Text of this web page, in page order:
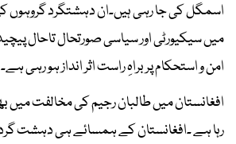
اسمگل کی جا رہی ہیں۔ان دہشتگرد گروہوں
میں سیکیورٹی اور سیاسی صورتحال تاحال
امن و استحکام پر براہِ راست اثر انداز ہو رہی ہے۔
افغانستان میں طالبان رجیم کی مخالفت
رہا ہے ۔افغانستان کے ہمسائے ہی دہشت